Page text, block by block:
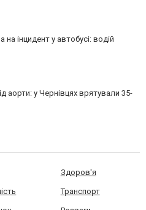
на інцидент у автобусі: водій
аорти: у Чернівцях врятували 35-
Здоров'я
Транспорт